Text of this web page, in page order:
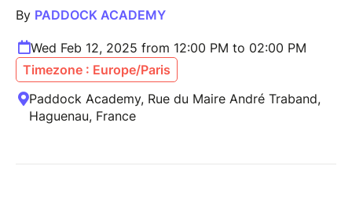
By PADDOCK ACADEMY
Wed Feb 12, 2025 from 12:00 PM to 02:00 PM
Timezone : Europe/Paris
Paddock Academy, Rue du Maire André Traband,
Haguenau, France